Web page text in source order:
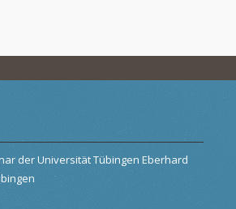
der Universität Tübingen Eberhard